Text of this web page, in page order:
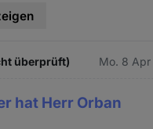
überprüft) Mo. 8 Apr
hat Herr Orban